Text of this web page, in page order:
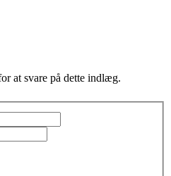
at svare på dette indlæg.